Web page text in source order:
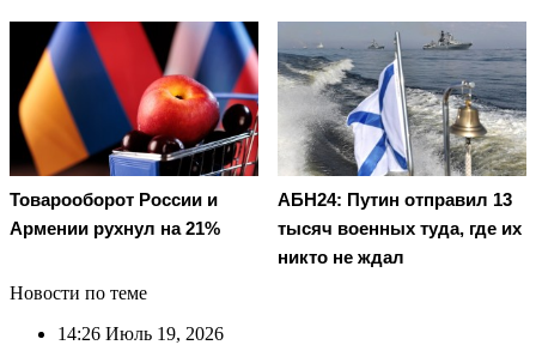
Товарооборот России и
Армении рухнул на 21%
АБН24: Путин отправил 13
тысяч военных туда, где их
никто не ждал
Новости по теме
14:26 Июль 19, 2026